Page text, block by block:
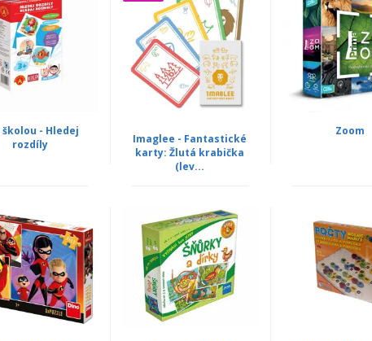
školou - Hledej
rozdíly
Imaglee - Fantastické
karty: Žlutá krabička
(lev...
Zoom